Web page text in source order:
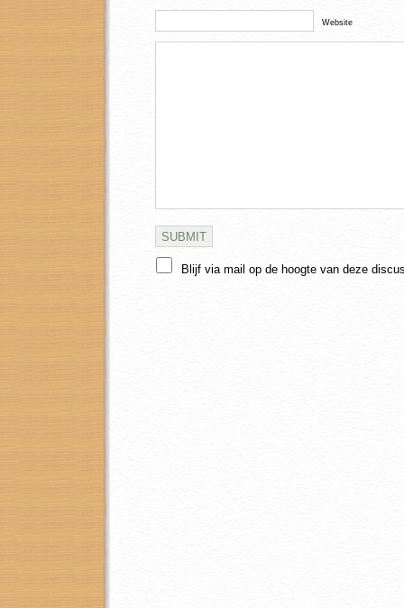
Website
Blijf via mail op de hoogte van deze